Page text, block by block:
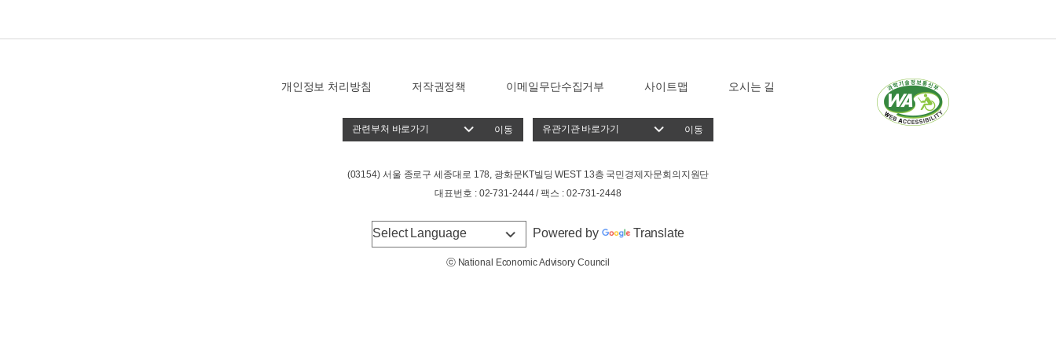
개인정보 처리방침 저작권정책 이메일무단수집거부 사이트맵 오시는 길
이동 이동
(03154) 서울 종로구 세종대로 178, 광화문KT빌딩 WEST 13층 국민경제자문회의지원단
대표번호 : 02-731-2444 / 팩스 : 02-731-2448
Powered by Translate
ⓒ National Economic Advisory Council